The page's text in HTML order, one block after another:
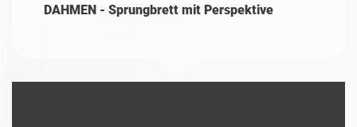
DAHMEN - Sprungbrett mit Perspektive